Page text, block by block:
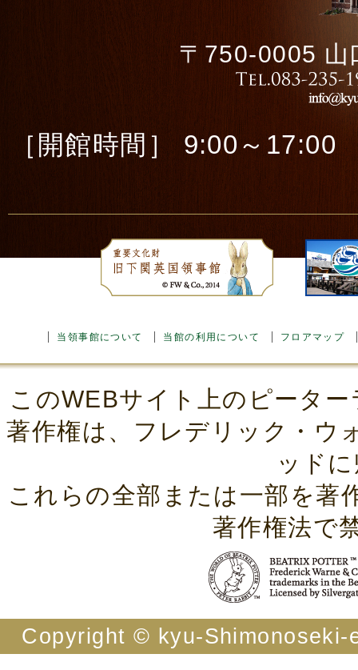
〒750-0005 山
［開館時間］ 9:00～
当領事館について 当館の利用について フロアマップ
このWEBサイト上のピータ
著作権は、フレデリック・ウ
ッド
これらの全部または一部を著
著作権法で
Copyright © kyu-